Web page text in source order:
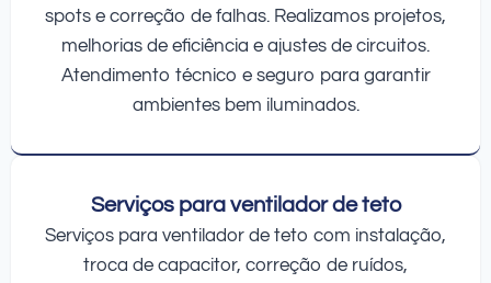
spots e correção de falhas. Realizamos projetos,
melhorias de eficiência e ajustes de circuitos.
Atendimento técnico e seguro para garantir
ambientes bem iluminados.
Serviços para ventilador de teto
Serviços para ventilador de teto com instalação,
troca de capacitor, correção de ruídos,